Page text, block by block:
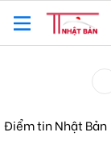
Điểm tin Nhật Bản